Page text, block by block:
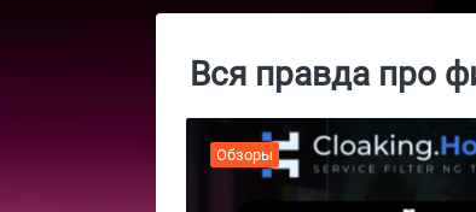
Вся правда про
Обзоры